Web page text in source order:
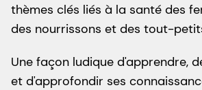
thèmes clés liés à la santé des
des nourrissons et des tout-
Une façon ludique d'apprendre,
et d'approfondir ses